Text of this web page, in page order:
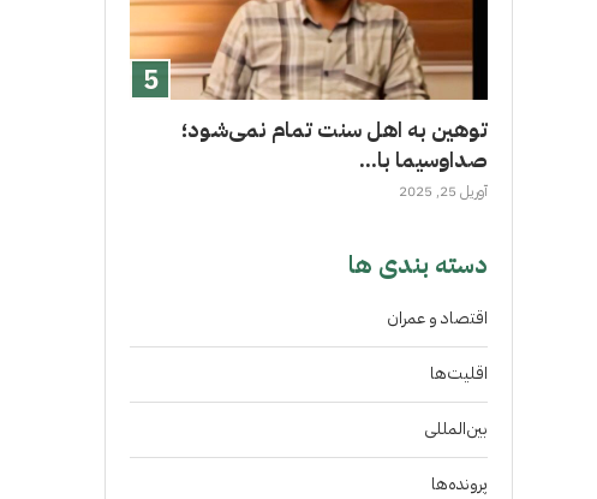
توهین به اهل سنت تمام نمی‌شود؛
صداوسیما با...
آوریل 25, 2025
دسته بندی ها
اقتصاد و عمران
اقلیت‌ها
بین‌المللی
پرونده‌ها